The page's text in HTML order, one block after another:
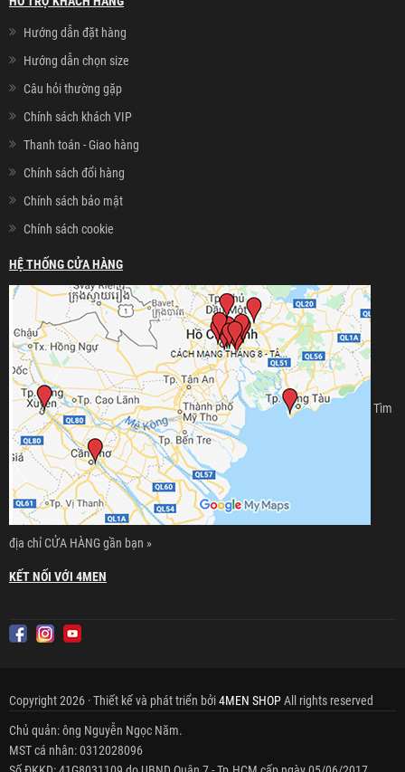
Hướng dẫn đặt hàng
Hướng dẫn chọn size
Câu hỏi thường gặp
Chính sách khách VIP
Thanh toán - Giao hàng
Chính sách đổi hàng
Chính sách bảo mật
Chính sách cookie
HỆ THỐNG CỬA HÀNG
Tìm
địa chỉ CỬA HÀNG gần bạn »
KẾT NỐI VỚI 4MEN
Copyright 2026 · Thiết kế và phát triển bởi4MEN SHOPAll rights reserved
Chủ quản: ông Nguyễn Ngọc Năm.
MST cá nhân: 0312028096